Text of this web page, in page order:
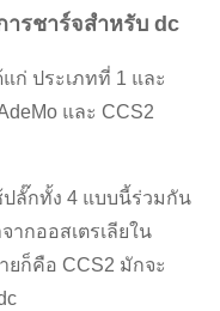
ารชาร์จสำหรับ dc
ก่ ประเภทที่ 1 และ
และ CCS2
ปลั๊กทั้ง 4 แบบนี้ร่วมกัน
กออสเตรเลียใน
ก็คือ CCS2 มักจะ